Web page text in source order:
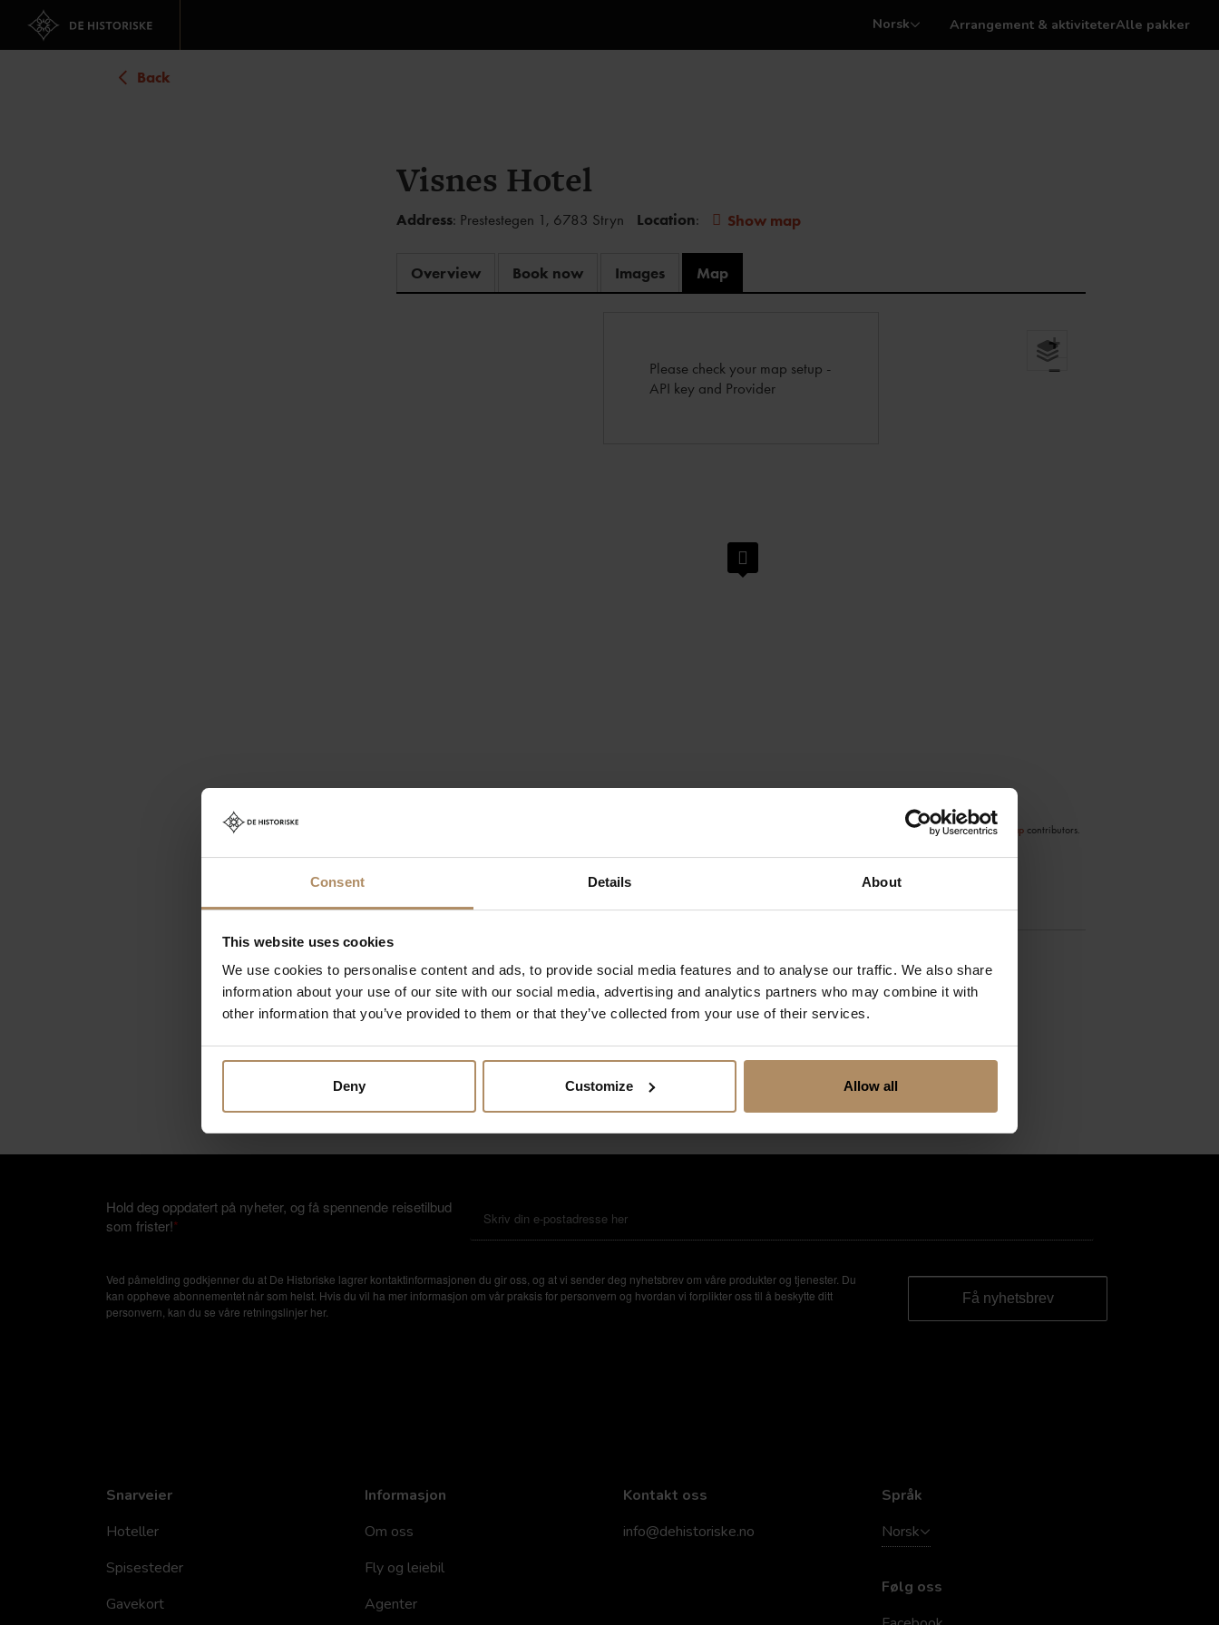
Consent Details About
This website uses cookies
We use cookies to personalise content and ads, to provide social media features and to analyse our traffic. We also share
information about your use of our site with our social media, advertising and analytics partners who may combine it with
other information that you’ve provided to them or that they’ve collected from your use of their services.
Deny Customize Allow all
Norsk Arrangement & aktiviteterAlle pakker
Back
Visnes Hotel
Address: Prestestegen 1, 6783 Stryn Location: Show map
Overview Book now Images Map
Please check your map setup -
API key and Provider
©OpenStreetMap contributors.
+
−
GPS coordinates
Coordinates to device
Latitude: 61.8977237
Longitude: 6.7077559
Latitude: 61° 53' 52"
Hold deg oppdatert på nyheter, og få spennende reisetilbud
som frister!*
Ved påmelding godkjenner du at De Historiske lagrer kontaktinformasjonen du gir oss, og at vi sender deg nyhetsbrev om våre produkter og tjenester. Du
kan oppheve abonnementet når som helst. Hvis du vil ha mer informasjon om vår praksis for personvern og hvordan vi forplikter oss til å beskytte ditt
personvern, kan du se våre retningslinjer her.
Snarveier
Hoteller
Spisesteder
Gavekort
Informasjon
Om oss
Fly og leiebil
Agenter
Kontakt oss
info@dehistoriske.no
Språk
Norsk
Følg oss